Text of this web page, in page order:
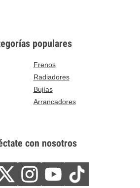
populares
Frenos
Radiadores
Bujías
Arrancadores
con nosotros